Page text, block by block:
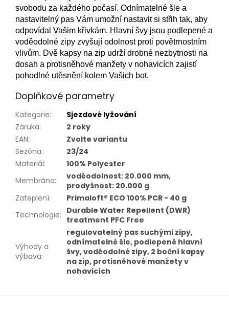
svobodu za každého počasí. Odnímatelné šle a
nastavitelný pas Vám umožní nastavit si střih tak, aby
odpovídal Vašim křivkám. Hlavní švy jsou podlepené a
voděodolné zipy zvyšují odolnost proti povětrnostním
vlivům. Dvě kapsy na zip udrží drobné nezbytnosti na
dosah a protisněhové manžety v nohavicích zajistí
pohodlné utěsnění kolem Vašich bot.
Doplňkové parametry
Kategorie:
Sjezdové lyžování
Záruka:
2 roky
EAN:
Zvolte variantu
Sezóna:
23/24
Materiál:
100% Polyester
Membrána:
voděodolnost: 20.000 mm,
prodyšnost: 20.000 g
Zateplení:
Primaloft® ECO 100% PCR - 40 g
Technologie: Durable Water Repellent (DWR)
treatment PFC Free
Výhody a
výbava:
regulovatelný pas suchými zipy,
odnímatelné šle, podlepené hlavní
švy, voděodolné zipy, 2 boční kapsy
na zip, protisněhové manžety v
nohavicích
Z